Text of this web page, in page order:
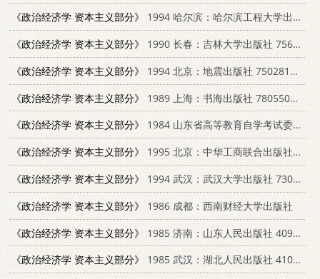
《政治经济学 资本主义部分》
1994 哈尔滨：哈尔滨工程大学出版社 7810074776
《政治经济学 资本主义部分》
1990 长春：吉林大学出版社 7560104894
《政治经济学 资本主义部分》
1994 北京：地震出版社 7502811206
《政治经济学 资本主义部分》
1989 上海：书海出版社 7805500533
《政治经济学 资本主义部分》
1984 山东省高等教育自学考试委员会
《政治经济学 资本主义部分》
1995 北京：中华工商联合出版社 7801001559
《政治经济学 资本主义部分》
1994 武汉：武汉大学出版社 7307016133
《政治经济学 资本主义部分》
1986 成都：西南财经大学出版社
《政治经济学 资本主义部分》
1985 济南：山东人民出版社 4099·527
《政治经济学 资本主义部分》
1985 武汉：湖北人民出版社 4106267